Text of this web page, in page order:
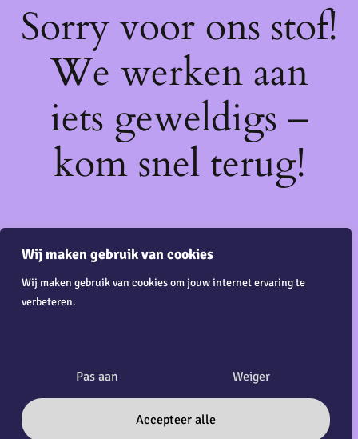
Wij maken gebruik van cookies
Wij maken gebruik van cookies om jouw internet ervaring te
verbeteren.
Pas aan Weiger
Accepteer alle
Sorry voor ons stof!
We werken aan
iets geweldigs –
kom snel terug!